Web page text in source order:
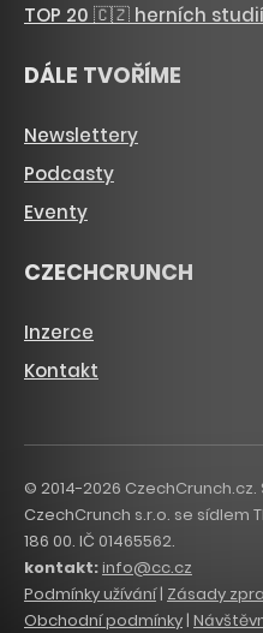
TOP 20 🇨🇿 herních studií
DÁLE TVOŘÍME
Newslettery
Podcasty
Eventy
CZECHCRUNCH
Inzerce
Kontakt
© 2014-2026
CzechCrunch s.r.o. se sídlem
186 00. IČ 01465562.
kontakt:info@cc.cz
Podmínky užívání| Zásady
Obchodní podmínky|